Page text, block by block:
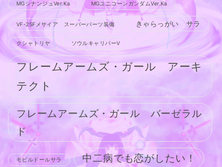
MGシナンジュVer.Ka MGユニコーンガンダムVer.Ka
VF-25Fメサイア スーパーパーツ装備 きゃらっがい サラ
クシャトリヤ ソウルキャリバーV
フレームアームズ・ガール アーキ
テクト
フレームアームズ・ガール バーゼラル
ド
モビルドールサラ 中二病でも恋がしたい！